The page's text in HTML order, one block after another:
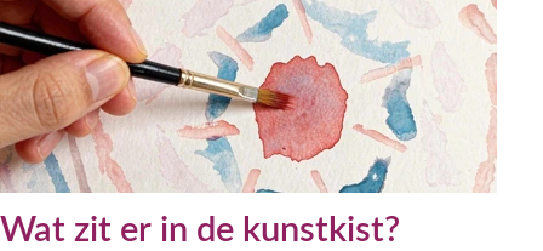
Wat zit er in de kunstkist?